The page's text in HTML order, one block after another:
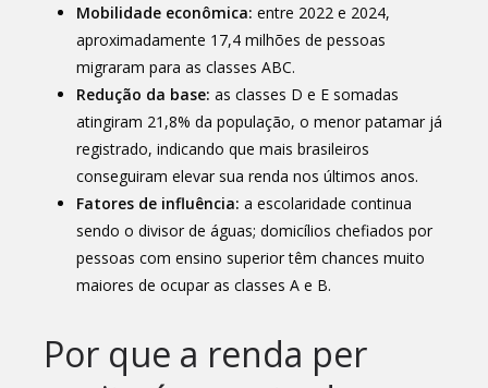
Mobilidade econômica: entre 2022 e 2024,
aproximadamente 17,4 milhões de pessoas
migraram para as classes ABC.
Redução da base: as classes D e E somadas
atingiram 21,8% da população, o menor patamar já
registrado, indicando que mais brasileiros
conseguiram elevar sua renda nos últimos anos.
Fatores de influência: a escolaridade continua
sendo o divisor de águas; domicílios chefiados por
pessoas com ensino superior têm chances muito
maiores de ocupar as classes A e B.
Por que a renda per